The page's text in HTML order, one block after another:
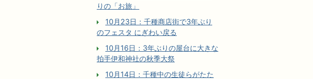
りの「お旅」
10月23日：千種商店街で3年ぶり
のフェスタ にぎわい戻る
10月16日：3年ぶりの屋台に大きな
拍手伊和神社の秋季大祭
10月14日：千種中の生徒らがたた